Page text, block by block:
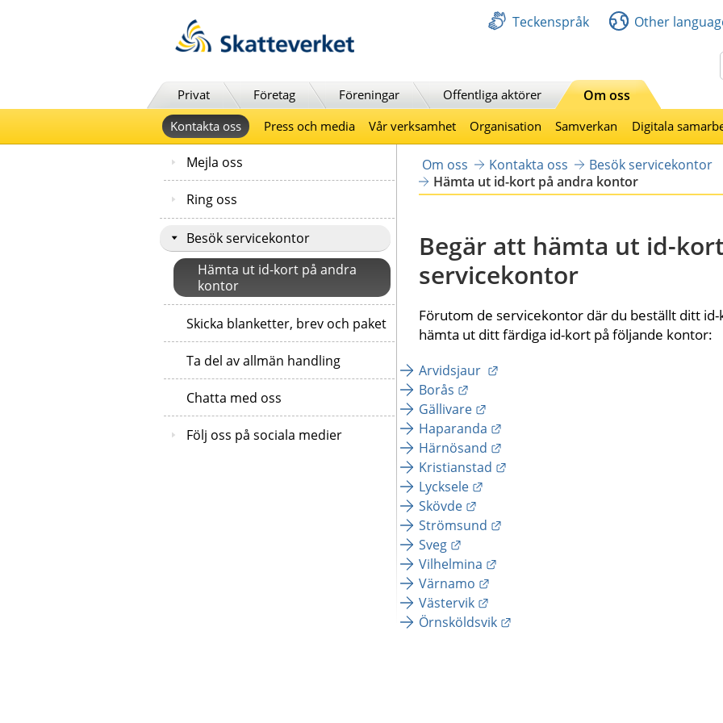
Teckenspråk Other
Privat Företag Föreningar Offentliga aktörer Om oss
Kontakta oss Press och media Vår verksamhet Organisation Samverkan Digitala
Mejla oss
Ring oss
Besök servicekontor
Hämta ut id-kort på andra
kontor
Skicka blanketter, brev och paket
Ta del av allmän handling
Chatta med oss
Följ oss på sociala medier
Om oss Kontakta oss
Besök servicekontor
Hämta ut id-kort på andra kontor
Begär att hämta ut id-
servicekontor
Förutom de servicekontor där du beställt ditt id-
hämta ut ditt färdiga id-kort på följande kontor:
Arvidsjaur
Länk till annan webbplats.
Borås
Länk till annan webbplats.
Gällivare
Länk till annan webbplats.
Haparanda
Länk till annan webbplats.
Härnösand
Länk till annan webbplats.
Kristianstad
Länk till annan webbplats.
Lycksele
Länk till annan webbplats.
Skövde
Länk till annan webbplats.
Strömsund
Länk till annan webbplats.
Sveg
Länk till annan webbplats.
Vilhelmina
Länk till annan webbplats.
Värnamo
Länk till annan webbplats.
Västervik
Länk till annan webbplats.
Örnsköldsvik
Länk till annan webbplats.